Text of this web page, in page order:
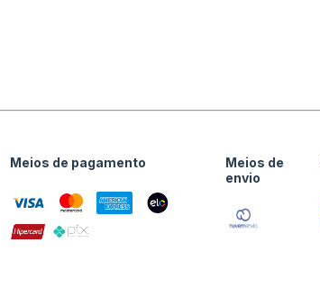
Meios de pagamento
Meios de
envio